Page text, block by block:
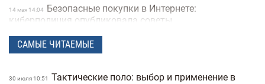
14 мая 14:04 Безопасные покупки в Интернете:
киберполиция опубликовала советы
28 апреля 16:14 Украинец побил мировой рекорд: сотрудник
морга сделал 230 татуировок костей и стал "живым
24 марта 14:40
Мужчины влюбляются быстрее, а женщины
САМЫЕ ЧИТАЕМЫЕ
30 июля 10:51
Тактические поло: выбор и применение в